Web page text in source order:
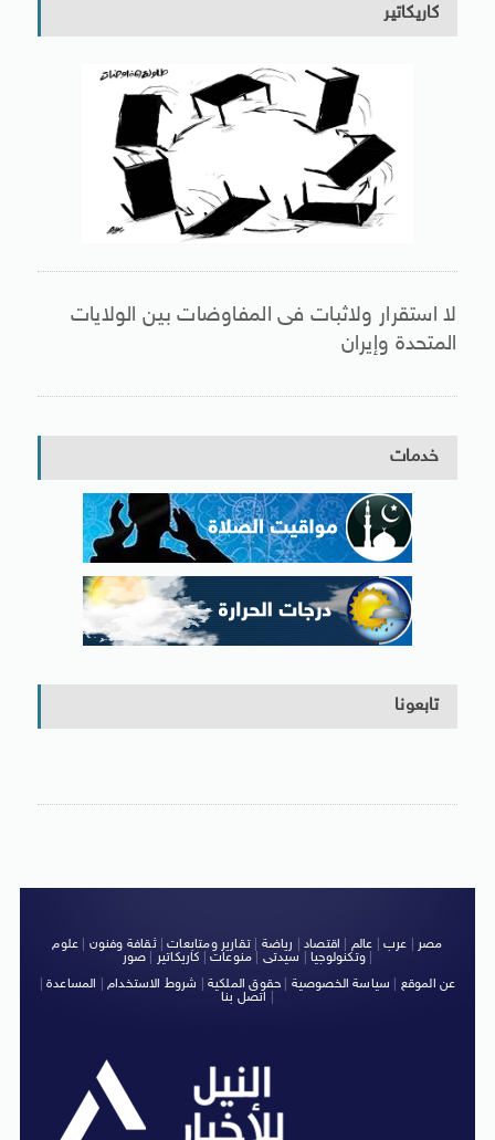
كاريكاتير
لا استقرار ولاثبات فى المفاوضات بين الولايات
المتحدة وإيران
خدمات
تابعونا
مصر عرب عالم اقتصاد رياضة |تقارير ومتابعات|ثقافة وفنون
علوم
وتكنولوجيا| سيدتى منوعات كاريكاتير صور
|
عن الموقع
سياسة الخصوصية حقوق الملكية شروط الاستخدام| المساعدة|
اتصل بنا